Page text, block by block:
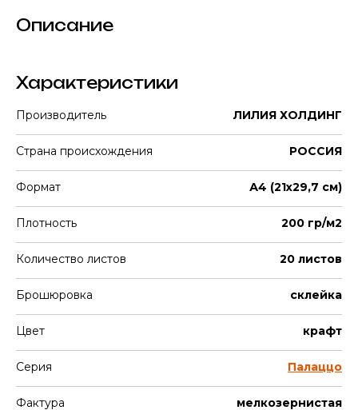
Описание
Характеристики
Производитель ЛИЛИЯ ХОЛДИНГ
Страна происхождения РОССИЯ
Формат А4 (21х29,7 см)
Плотность 200 гр/м2
Количество листов 20 листов
Брошюровка склейка
Цвет крафт
Серия Палаццо
Фактура мелкозернистая